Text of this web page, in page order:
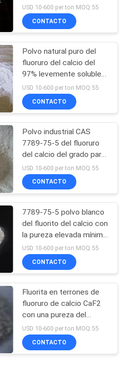
de la metalurgia ISO
9001
USD 10-600 per ton MOQ:55
CONTACTO
Polvo natural puro del
fluoruro del calcio del
97% levemente soluble
en ácido
USD 10-600 per ton MOQ:55
CONTACTO
Polvo industrial CAS
7789-75-5 del fluoruro
del calcio del grado para
la industria química
USD 10-600 per ton MOQ:55
CONTACTO
7789-75-5 polvo blanco
del fluorito del calcio con
la pureza elevada mínima
99,9%
USD 10-600 per ton MOQ:55
CONTACTO
Fluorita en terrones de
fluoruro de calcio CaF2
con una pureza del
80%-97% / Fluorespato.
Usado para artículos
decorativos
USD 10-600 per ton MOQ:55
CONTACTO